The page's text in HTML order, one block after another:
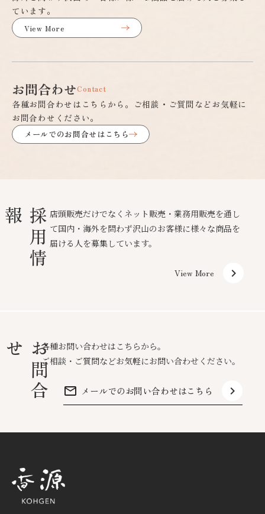
ています。
View More
お問合わせContact
各種お問合わせはこちらから。ご相談・ご質問などお気軽に
お問合わせください。
メールでのお問合せはこちら
採
用
情
報
店頭販売だけでなくネット販売・業務用販売を通し
て国内・海外を問わず沢山のお客様に様々な商品を
届ける人を募集しています。
View More keyboard_arrow_right
お
問
合
せ
各種お問い合わせはこちらから。
ご相談・ご質問などお気軽にお問い合わせください。
mail_outline メールでのお問い合わせはこちら keyboard_arrow_right